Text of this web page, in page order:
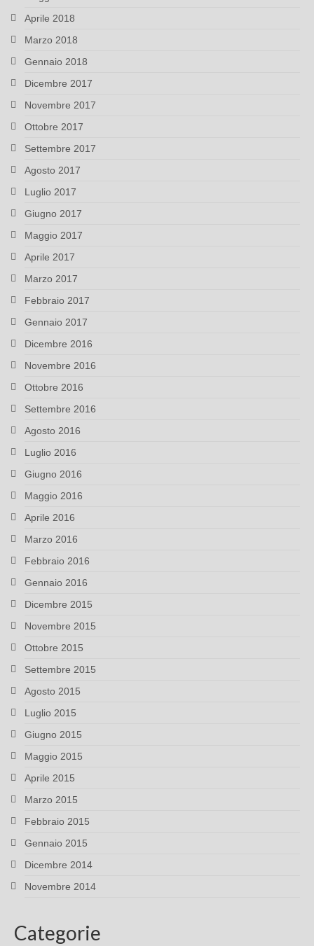
Aprile 2018
Marzo 2018
Gennaio 2018
Dicembre 2017
Novembre 2017
Ottobre 2017
Settembre 2017
Agosto 2017
Luglio 2017
Giugno 2017
Maggio 2017
Aprile 2017
Marzo 2017
Febbraio 2017
Gennaio 2017
Dicembre 2016
Novembre 2016
Ottobre 2016
Settembre 2016
Agosto 2016
Luglio 2016
Giugno 2016
Maggio 2016
Aprile 2016
Marzo 2016
Febbraio 2016
Gennaio 2016
Dicembre 2015
Novembre 2015
Ottobre 2015
Settembre 2015
Agosto 2015
Luglio 2015
Giugno 2015
Maggio 2015
Aprile 2015
Marzo 2015
Febbraio 2015
Gennaio 2015
Dicembre 2014
Novembre 2014
Categorie